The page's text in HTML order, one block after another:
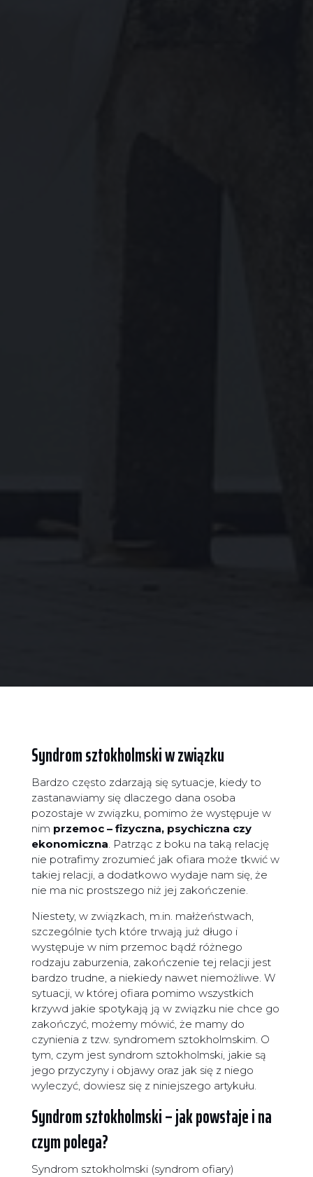
Syndrom sztokholmski w związku
Bardzo często zdarzają się sytuacje, kiedy to
zastanawiamy się dlaczego dana osoba
pozostaje w związku, pomimo że występuje w
nim przemoc – fizyczna, psychiczna czy
ekonomiczna. Patrząc z boku na taką relację
nie potrafimy zrozumieć jak ofiara może tkwić w
takiej relacji, a dodatkowo wydaje nam się, że
nie ma nic prostszego niż jej zakończenie.
Niestety, w związkach, m.in. małżeństwach,
szczególnie tych które trwają już długo i
występuje w nim przemoc bądź różnego
rodzaju zaburzenia, zakończenie tej relacji jest
bardzo trudne, a niekiedy nawet niemożliwe. W
sytuacji, w której ofiara pomimo wszystkich
krzywd jakie spotykają ją w związku nie chce go
zakończyć, możemy mówić, że mamy do
czynienia z tzw. syndromem sztokholmskim. O
tym, czym jest syndrom sztokholmski, jakie są
jego przyczyny i objawy oraz jak się z niego
wyleczyć, dowiesz się z niniejszego artykułu.
Syndrom sztokholmski – jak powstaje i na
czym polega?
Syndrom sztokholmski (syndrom ofiary)